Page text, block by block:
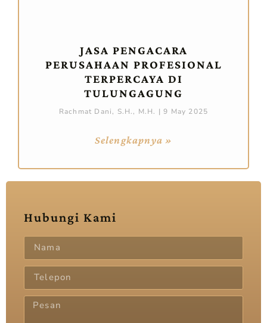
JASA PENGACARA
PERUSAHAAN PROFESIONAL
TERPERCAYA DI
TULUNGAGUNG
Rachmat Dani, S.H., M.H. 9 May 2025
Selengkapnya »
Hubungi Kami